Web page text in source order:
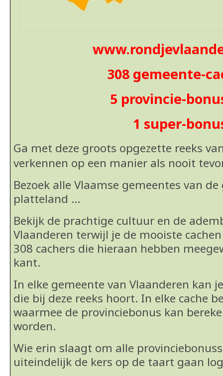
308 gemeente-
5 provincie-
1 super-
Ga met deze groots opgezette reeks
verkennen op een manier als nooit
Bezoek alle Vlaamse gemeentes van
platteland …
Bekijk de prachtige cultuur en de
Vlaanderen terwijl je de mooiste
308 cachers die hieraan hebben
kant.
In elke gemeente van Vlaanderen kan
die bij deze reeks hoort. In elke cache
waarmee de provinciebonus kan
worden.
Wie erin slaagt om alle
uiteindelijk de kers op de taart gaan